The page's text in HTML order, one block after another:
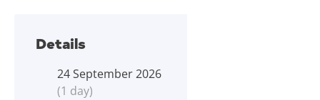
Details
24 September 2026
(1 day)